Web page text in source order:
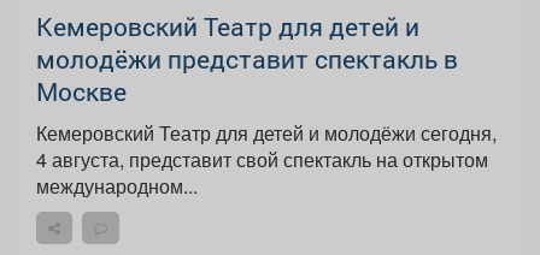
Кемеровский Театр для детей и
молодёжи представит спектакль в
Москве
Кемеровский Театр для детей и молодёжи сегодня,
4 августа, представит свой спектакль на открытом
международном...